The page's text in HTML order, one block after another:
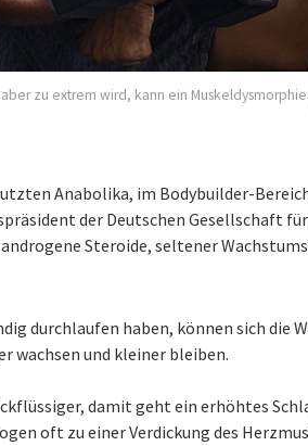
zu extrem wird, kann ein
Anabolika, im Bodybuilder-
der Deutschen Gesellschaft
Steroide, seltener
durchlaufen haben, können sich die
wachsen und kleiner bleiben.
damit geht ein erhöhtes
oft zu einer Verdickung des